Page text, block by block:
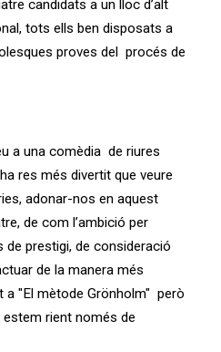
candidats a un lloc d’alt
tots ells ben disposats a
proves del procés de
a una comèdia de riures
res més divertit que veure
adonar-nos en aquest
de com l’ambició per
prestigi, de consideració
de la manera més
a "El mètode Grönholm" però
estem rient només de